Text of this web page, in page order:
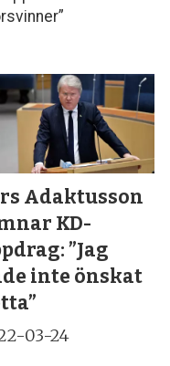
Adaktusson
KD-
”Jag
inte önskat
03-24